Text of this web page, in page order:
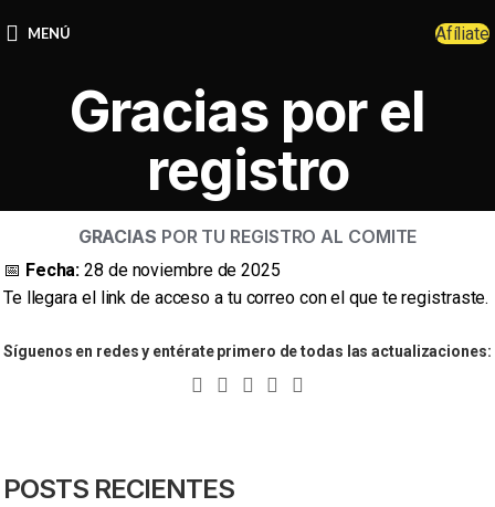
MENÚ Afíliate
Gracias por el
registro
GRACIAS POR TU REGISTRO AL COMITE
📅 Fecha: 28 de noviembre de 2025
Te llegara el link de acceso a tu correo con el que te registraste.
Síguenos en redes y entérate primero de todas las actualizaciones:
POSTS RECIENTES